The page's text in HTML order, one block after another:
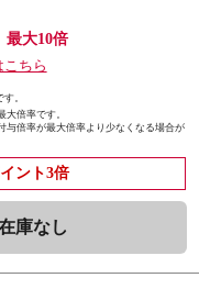
最大10倍
ちら
。
倍率です。
与倍率が最大倍率より少なくなる場合が
ント3倍
庫なし